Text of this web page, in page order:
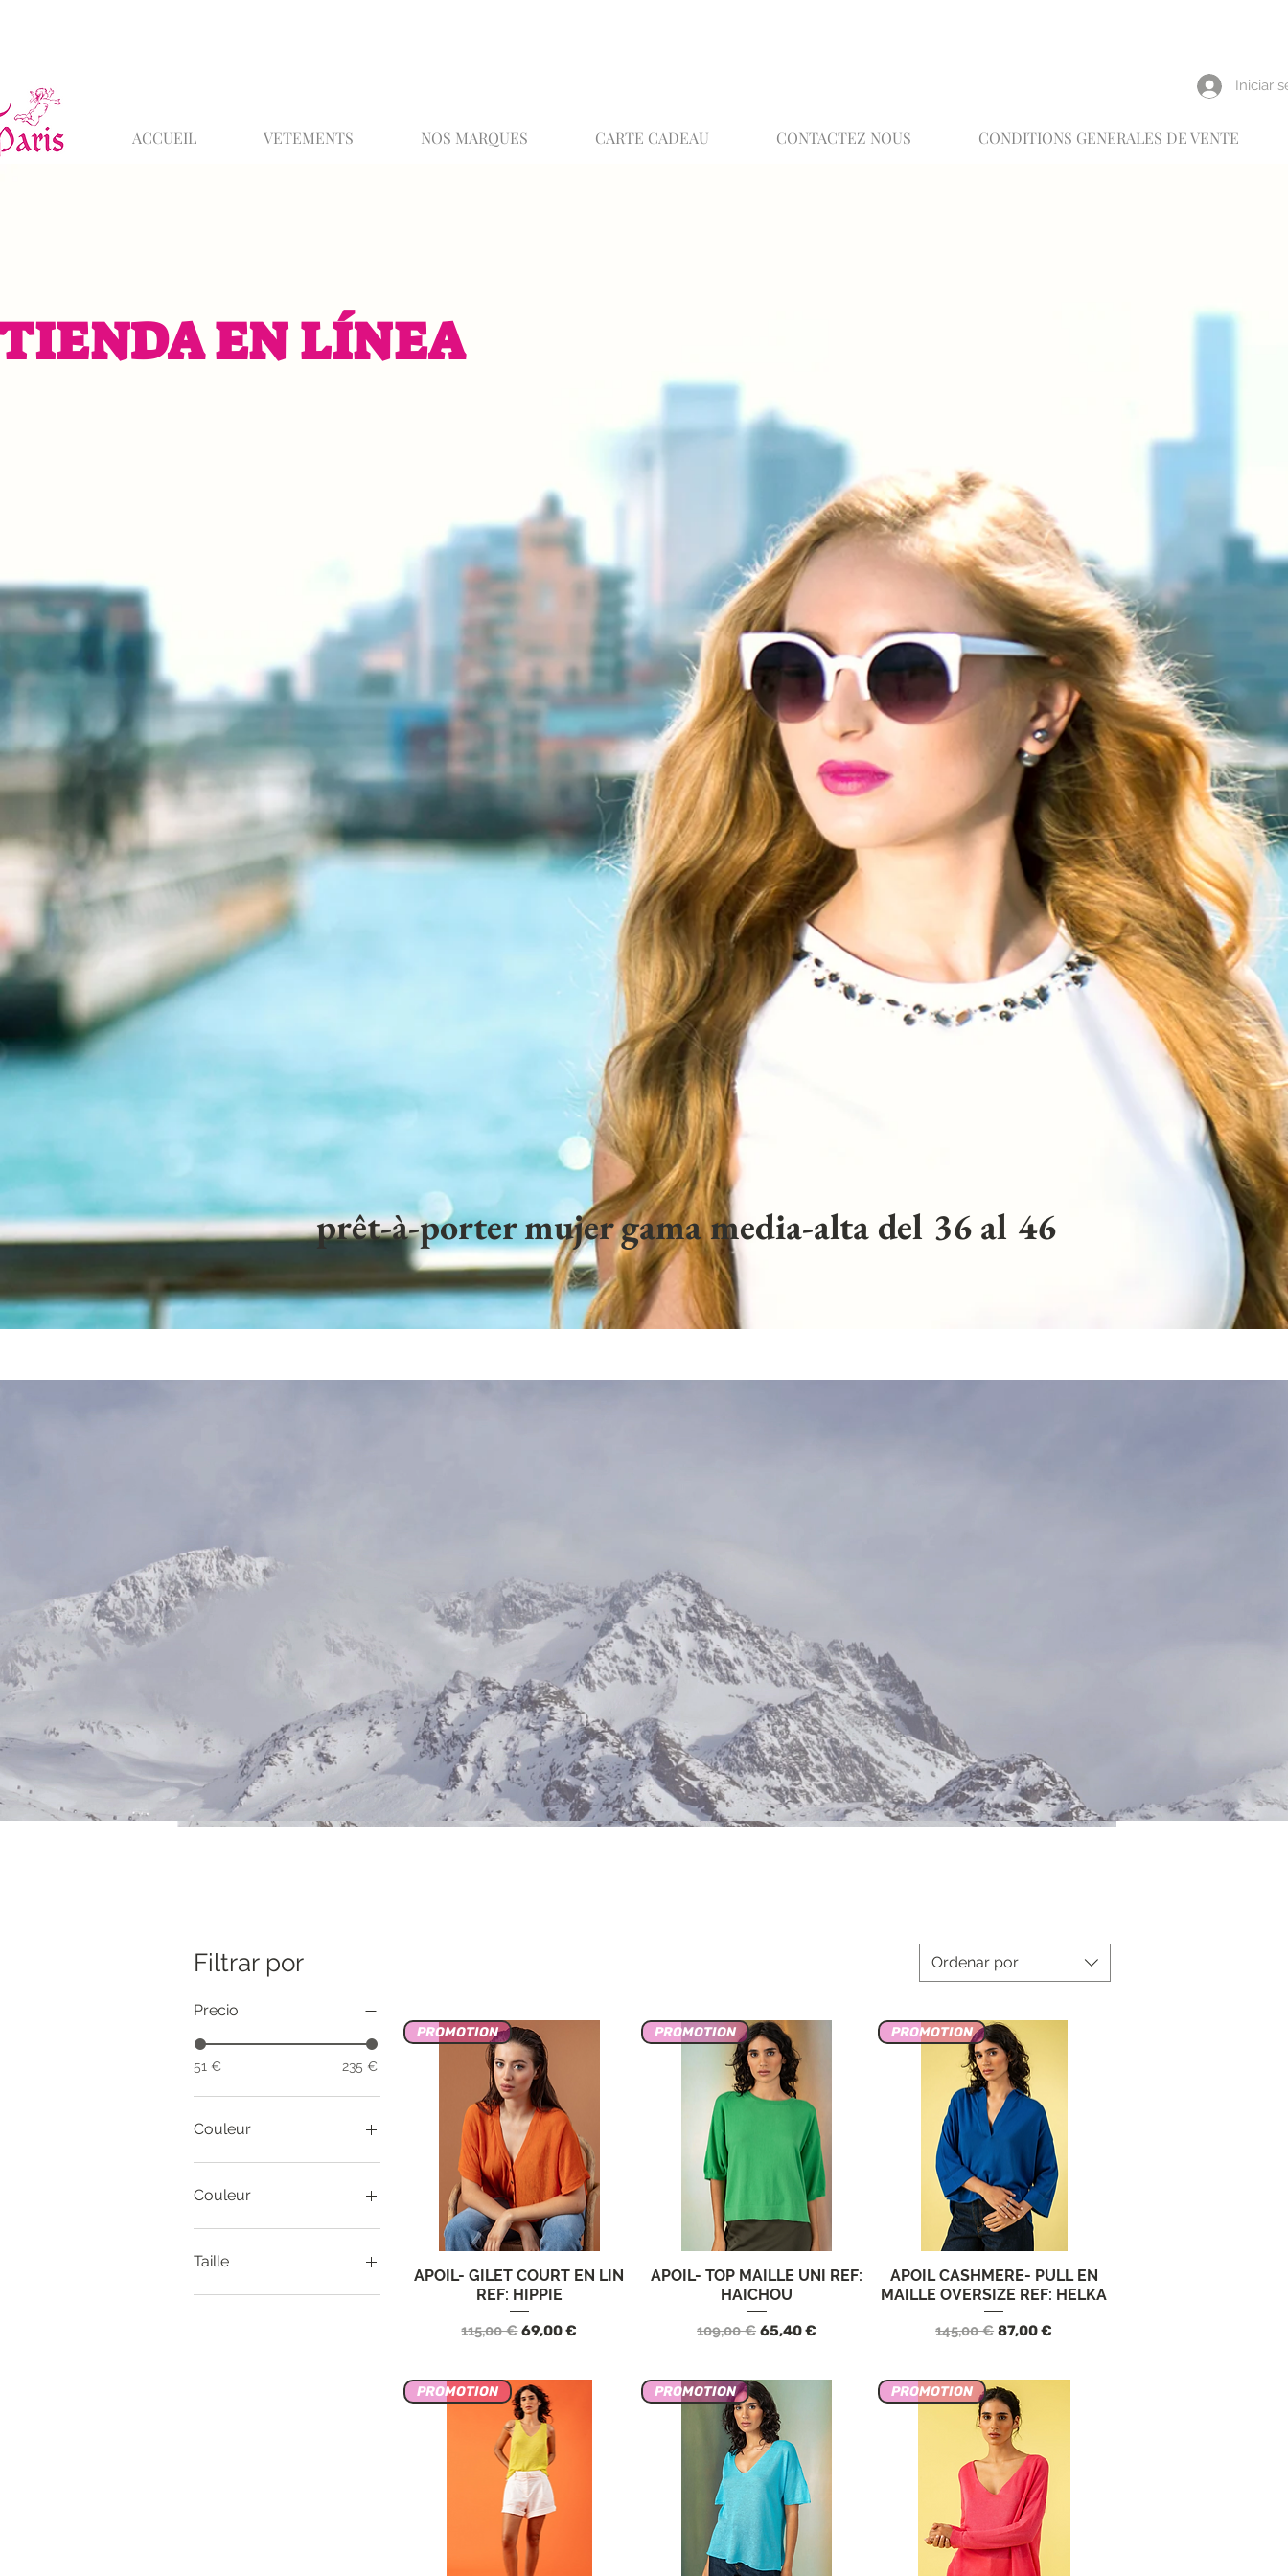
Iniciar
ACCUEIL VETEMENTS NOS MARQUES CARTE CADEAU CONTACTEZ NOUS CONDITIONS GENERALES DE VENTE
EN LÍNEA
prêt-à-porter mujer gama media-alta del 36 al 46
Filtrar por
Precio
51 € 235 €
Couleur
Couleur
fuschia
Taille
36
Ordenar por
Vista rápida
PROMOTION
APOIL- GILET COURT EN LIN
REF: HIPPIE
Precio
115,00 €Precio de oferta
69,00 €
Vista rápida
PROMOTION
APOIL- TOP MAILLE UNI REF:
HAICHOU
Precio
109,00 € Precio de oferta
65,40 €
Vista rápida
PROMOTION
APOIL CASHMERE- PULL EN
MAILLE OVERSIZE REF: HELKA
Precio
145,00 € Precio de oferta
87,00 €
PROMOTION PROMOTION PROMOTION